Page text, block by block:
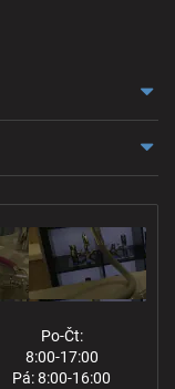
Po-Čt:
8:00-17:00
Pá: 8:00-16:00